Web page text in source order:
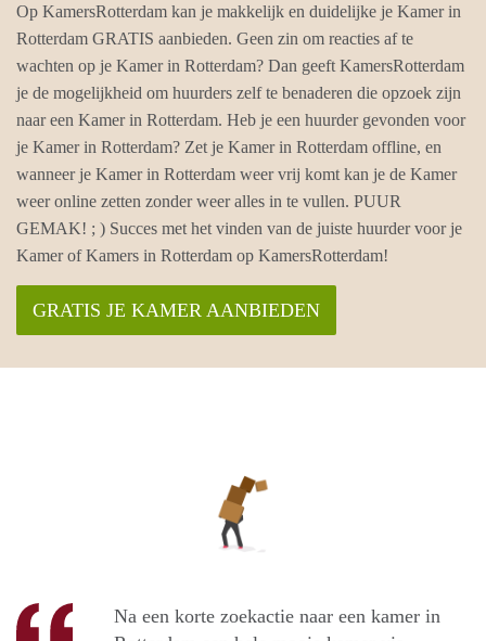
Op KamersRotterdam kan je makkelijk en duidelijke je Kamer in
Rotterdam GRATIS aanbieden. Geen zin om reacties af te
wachten op je Kamer in Rotterdam? Dan geeft KamersRotterdam
je de mogelijkheid om huurders zelf te benaderen die opzoek zijn
naar een Kamer in Rotterdam. Heb je een huurder gevonden voor
je Kamer in Rotterdam? Zet je Kamer in Rotterdam offline, en
wanneer je Kamer in Rotterdam weer vrij komt kan je de Kamer
weer online zetten zonder weer alles in te vullen. PUUR
GEMAK! ; ) Succes met het vinden van de juiste huurder voor je
Kamer of Kamers in Rotterdam op KamersRotterdam!
GRATIS JE KAMER AANBIEDEN
Na een korte zoekactie naar een kamer in